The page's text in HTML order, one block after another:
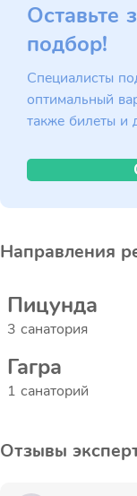
Оставьте
подбор!
Специалисты
оптимальный
также билеты и
Направления
Пицунда
3 санатория
Гагра
1 санаторий
Отзывы